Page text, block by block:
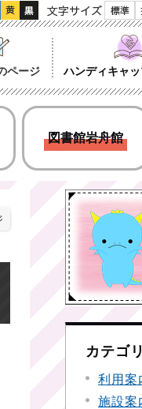
文字
ページ ハンディキャ
図書館岩舟館
カテゴリ
利用案
施設案